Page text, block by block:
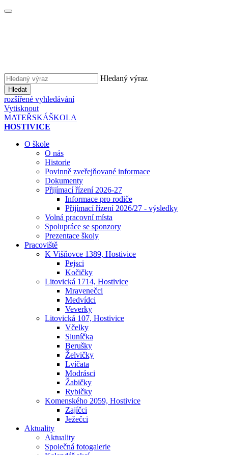
Hledaný výraz
Hledat
rozšířené vyhledávání
Vytisknout
MATEŘSKÁŠKOLA
HOSTIVICE
O škole
O nás
Historie
Povinně zveřejňované informace
Dokumenty
Přijímací řízení 2026-27
Informace pro rodiče
Přijímací řízení 2026/27 - výsledky
Volná pracovní místa
Spolupráce se sponzory
Prezentace školy
Pracoviště
K Višňovce 1389, Hostivice
Pejsci
Kočičky
Litovická 1714, Hostivice
Mravenečci
Medvídci
Veverky
Litovická 107, Hostivice
Včelky
Sluníčka
Berušky
Želvičky
Lvíčata
Modrásci
Žabičky
Rybičky
Komenského 2059, Hostivice
Zajíčci
Ježečci
Aktuality
Aktuality
Společná fotogalerie